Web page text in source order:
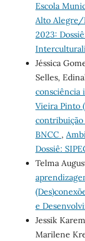
Escola
Alto Alegre/
2023:
Jéssica
Selles,
consciência
Vieira Pinto
contribuição
BNCC ,
Dossiê:
Telma
e
Jessik
Marilene